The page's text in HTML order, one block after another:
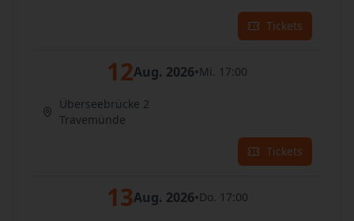
Tickets
12Aug. 2026•Mi. 17:00
Überseebrücke 2
Travemünde
Tickets
13Aug. 2026•Do. 17:00